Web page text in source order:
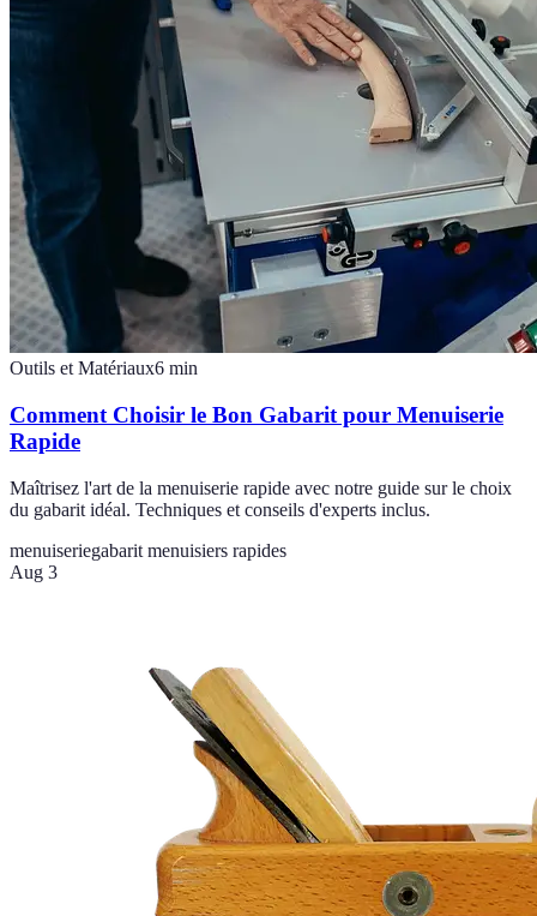
Outils et Matériaux6 min
Comment Choisir le Bon Gabarit pour Menuiserie
Rapide
Maîtrisez l'art de la menuiserie rapide avec notre guide sur le choix
du gabarit idéal. Techniques et conseils d'experts inclus.
menuiseriegabarit menuisiers rapides
Aug 3